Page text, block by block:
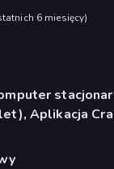
6 miesięcy)
Aplikacja